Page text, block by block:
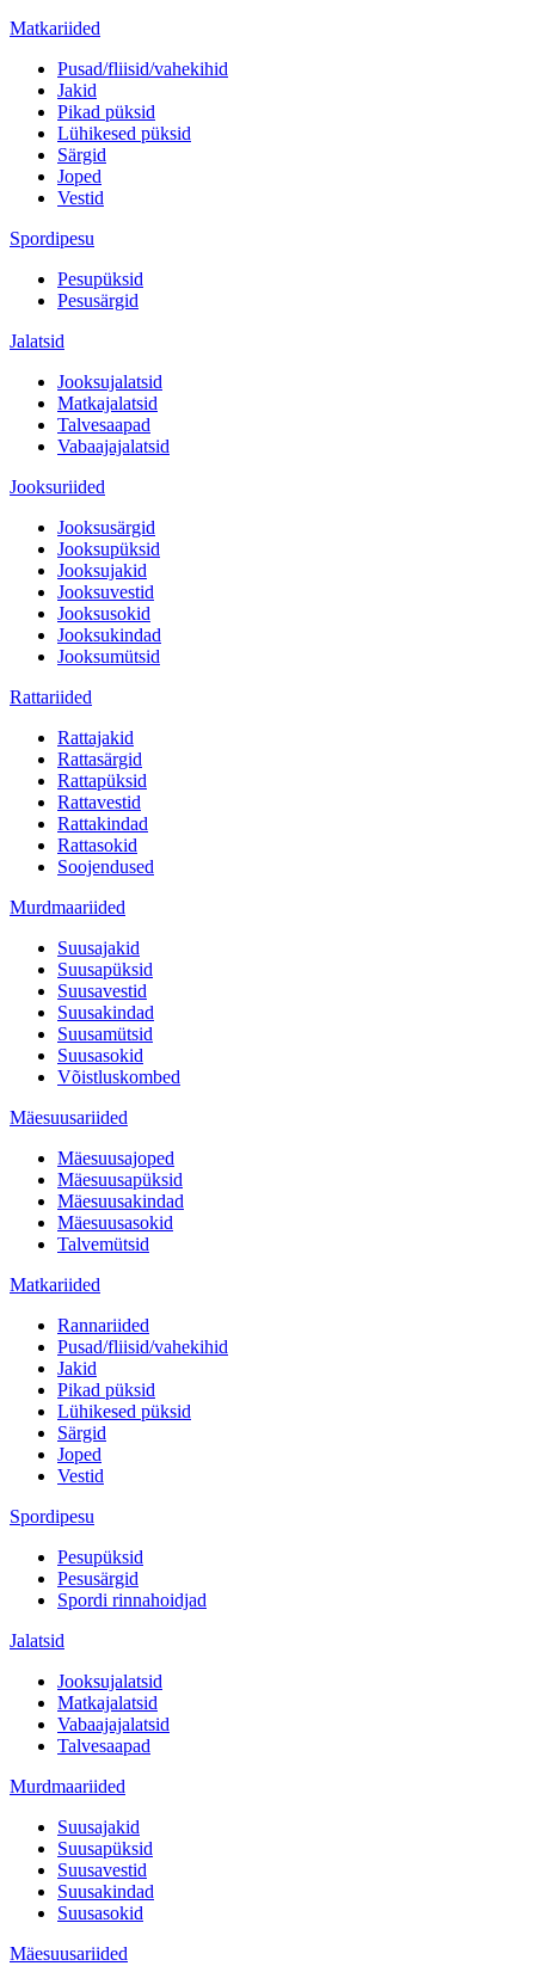
Matkariided
Pusad/fliisid/vahekihid
Jakid
Pikad püksid
Lühikesed püksid
Särgid
Joped
Vestid
Spordipesu
Pesupüksid
Pesusärgid
Jalatsid
Jooksujalatsid
Matkajalatsid
Talvesaapad
Vabaajajalatsid
Jooksuriided
Jooksusärgid
Jooksupüksid
Jooksujakid
Jooksuvestid
Jooksusokid
Jooksukindad
Jooksumütsid
Rattariided
Rattajakid
Rattasärgid
Rattapüksid
Rattavestid
Rattakindad
Rattasokid
Soojendused
Murdmaariided
Suusajakid
Suusapüksid
Suusavestid
Suusakindad
Suusamütsid
Suusasokid
Võistluskombed
Mäesuusariided
Mäesuusajoped
Mäesuusapüksid
Mäesuusakindad
Mäesuusasokid
Talvemütsid
Matkariided
Rannariided
Pusad/fliisid/vahekihid
Jakid
Pikad püksid
Lühikesed püksid
Särgid
Joped
Vestid
Spordipesu
Pesupüksid
Pesusärgid
Spordi rinnahoidjad
Jalatsid
Jooksujalatsid
Matkajalatsid
Vabaajajalatsid
Talvesaapad
Murdmaariided
Suusajakid
Suusapüksid
Suusavestid
Suusakindad
Suusasokid
Mäesuusariided